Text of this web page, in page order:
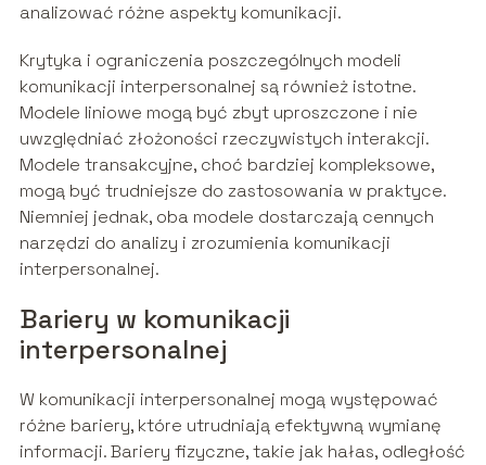
analizować różne aspekty komunikacji.
Krytyka i ograniczenia poszczególnych modeli
komunikacji interpersonalnej są również istotne.
Modele liniowe mogą być zbyt uproszczone i nie
uwzględniać złożoności rzeczywistych interakcji.
Modele transakcyjne, choć bardziej kompleksowe,
mogą być trudniejsze do zastosowania w praktyce.
Niemniej jednak, oba modele dostarczają cennych
narzędzi do analizy i zrozumienia komunikacji
interpersonalnej.
Bariery w komunikacji
interpersonalnej
W komunikacji interpersonalnej mogą występować
różne bariery, które utrudniają efektywną wymianę
informacji. Bariery fizyczne, takie jak hałas, odległość